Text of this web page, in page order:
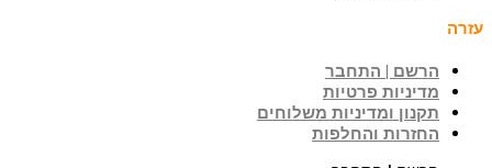
עזרה
הרשם | התחבר
מדיניות פרטיות
תקנון ומדיניות משלוחים
החזרות והחלפות